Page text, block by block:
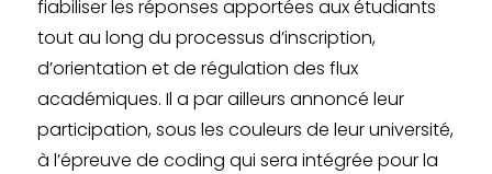
fiabiliser les réponses apportées aux étudiants
tout au long du processus d’inscription,
d’orientation et de régulation des flux
académiques. Il a par ailleurs annoncé leur
participation, sous les couleurs de leur université,
à l’épreuve de coding qui sera intégrée pour la